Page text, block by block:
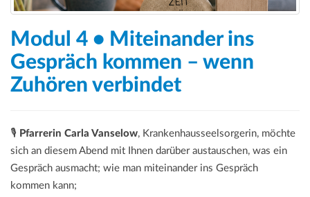
Modul 4 • Miteinander ins
Gespräch kommen – wenn
Zuhören verbindet
🎙️ Pfarrerin Carla Vanselow, Krankenhausseelsorgerin, möchte
sich an diesem Abend mit Ihnen darüber austauschen, was ein
Gespräch ausmacht; wie man miteinander ins Gespräch
kommen kann;